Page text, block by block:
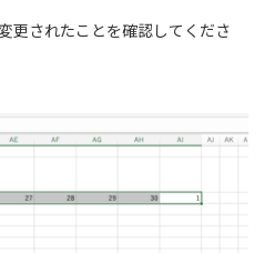
更されたことを確認してくださ